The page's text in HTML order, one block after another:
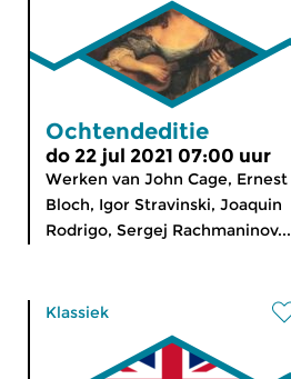
Ochtendeditie
do 22 jul 2021 07:00 uur
Werken van John Cage, Ernest
Bloch, Igor Stravinski, Joaquin
Rodrigo, Sergej Rachmaninov...
Klassiek